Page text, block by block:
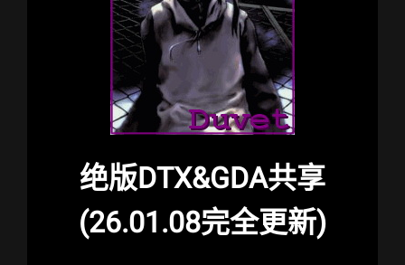
绝版DTX&GDA共享
(26.01.08完全更新)